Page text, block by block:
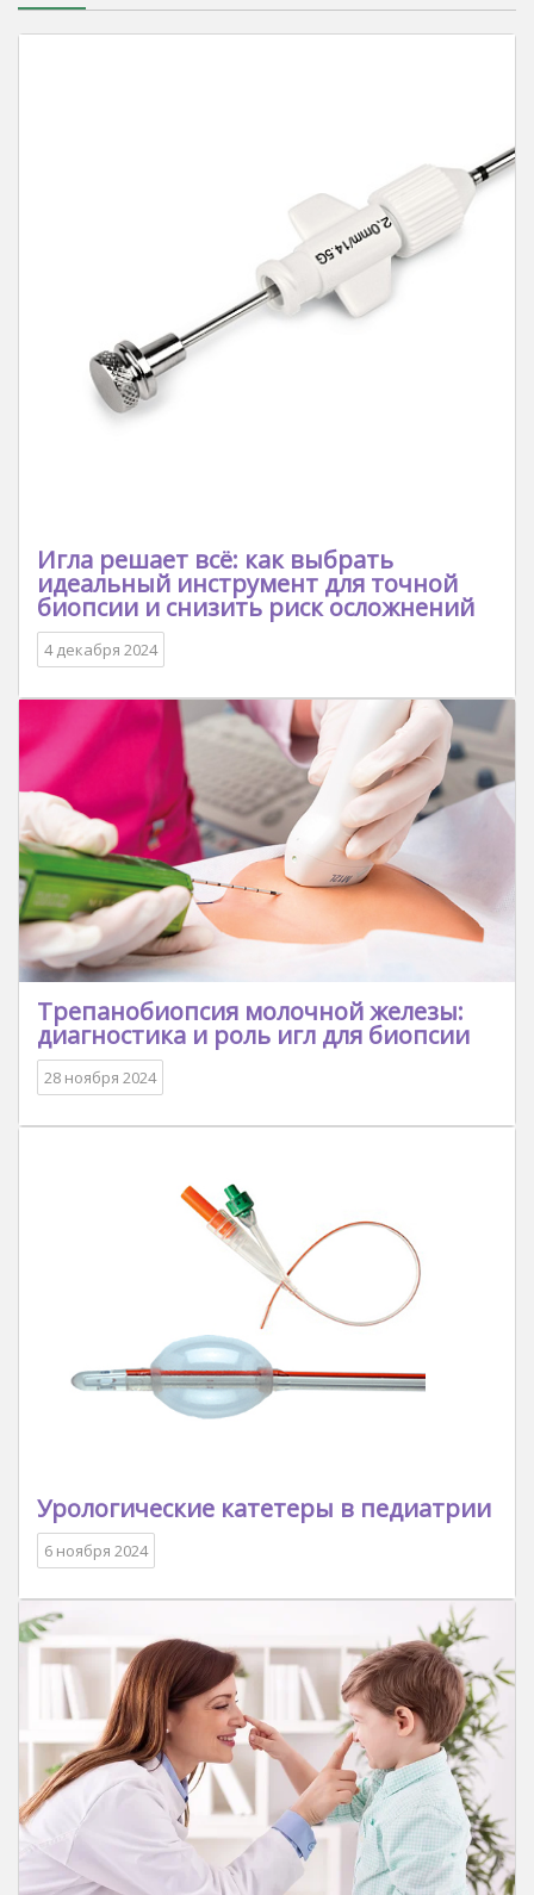
Игла решает всё: как выбрать
идеальный инструмент для точной
биопсии и снизить риск осложнений
4 декабря 2024
Трепанобиопсия молочной железы:
диагностика и роль игл для биопсии
28 ноября 2024
Урологические катетеры в педиатрии
6 ноября 2024